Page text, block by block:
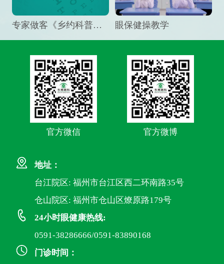
专家做客《乡约科普》栏目，预防孩子近视竟然这么“简单” 眼保健操教学
官方微信 官方微博
地址：
台江院区: 福州市台江区西二环南路35号
仓山院区: 福州市仓山区燎原路179号
24小时眼健康热线:
0591-38286666/0591-83890168
门诊时间：